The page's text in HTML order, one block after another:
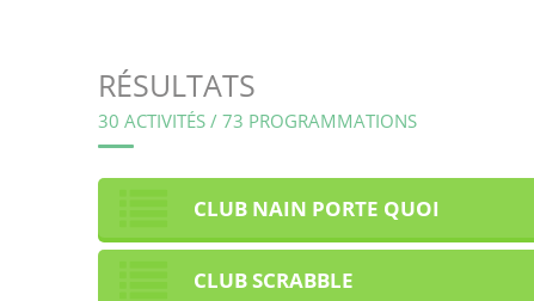
RÉSULTATS
30 ACTIVITÉS / 73 PROGRAMMATIONS
CLUB NAIN PORTE QUOI
CLUB SCRABBLE